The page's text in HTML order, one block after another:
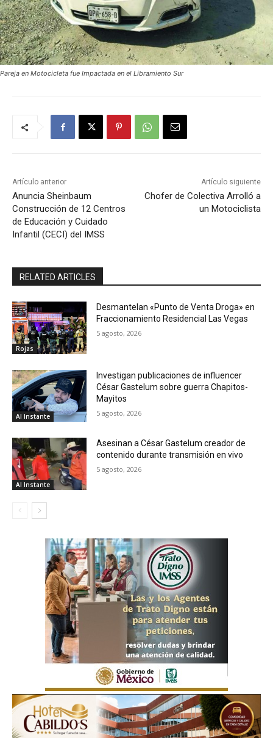
Pareja en Motocicleta fue Impactada en el Libramiento Sur
Artículo anterior
Anuncia Sheinbaum
Construcción de 12 Centros
de Educación y Cuidado
Infantil (CECI) del IMSS
Artículo siguiente
Chofer de Colectiva Arrolló a
un Motociclista
RELATED ARTICLES
Rojas
Desmantelan «Punto de Venta Droga» en
Fraccionamiento Residencial Las Vegas
5 agosto, 2026
Al Instante
Investigan publicaciones de influencer
César Gastelum sobre guerra Chapitos-
Mayitos
5 agosto, 2026
Al Instante
Asesinan a César Gastelum creador de
contenido durante transmisión en vivo
5 agosto, 2026